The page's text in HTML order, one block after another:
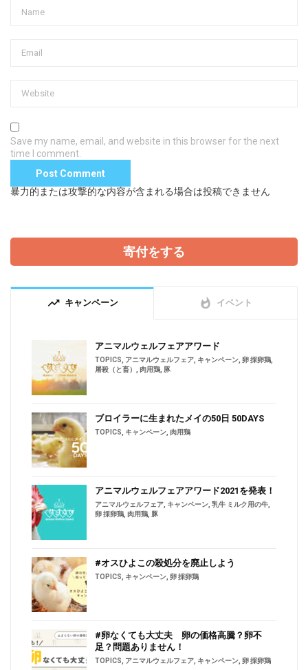
Save my name, email, and website in this browser for the next
time I comment.
暴力的または攻撃的な内容が含まれる場合は投稿できません
寄付をする
trending_up キャンペーン whatshot イベント
アニマルウェルフェアアワード
TOPICS アニマルウェルフェア キャンペーン 卵 採卵鶏
屠殺（と畜）
肉用鶏 豚
ブロイラーに生まれたメイの50日 50DAYS
TOPICS キャンペーン 肉用鶏
アニマルウェルフェアアワード2021を発表！
アニマルウェルフェア キャンペーン 乳牛 ミルク用の牛
卵 採卵鶏 肉用鶏 豚
#オスひよこの殺処分を廃止しよう
TOPICS キャンペーン 卵 採卵鶏
#卵なくても大丈夫 卵の価格高騰？卵不
足？問題ありません！
TOPICS アニマルウェルフェア キャンペーン 卵 採卵鶏